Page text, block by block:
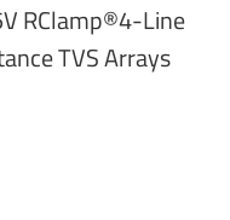
RClamp®4-Line
TVS Arrays